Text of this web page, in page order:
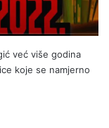
već više godina
koje se namjerno